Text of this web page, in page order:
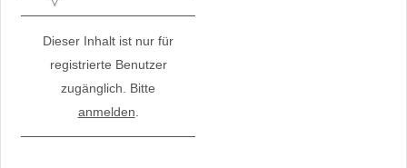
Dieser Inhalt ist nur für
registrierte Benutzer
zugänglich. Bitte
anmelden